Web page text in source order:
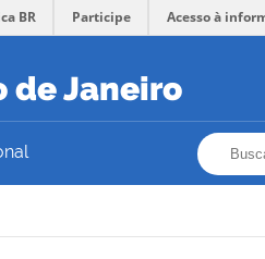
BR Participe Acesso à
de Janeiro